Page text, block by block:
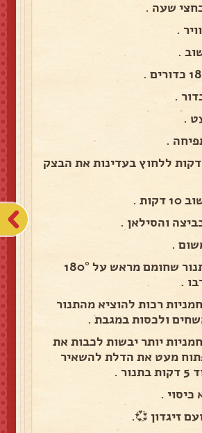
שעה .
.
.
.
.
.
לאחר 10 דקות ללחוץ בעדינות את הבצק
.
והסילאן .
.
לאפות בתנור שחומם מראש על 180°
.
רכות להוציא מהתנור
ולכסות במגבת .
יותר יבשות לכבות את
מעט את הדלת להשאיר
.
כיסוי .
זיגדון 💞.